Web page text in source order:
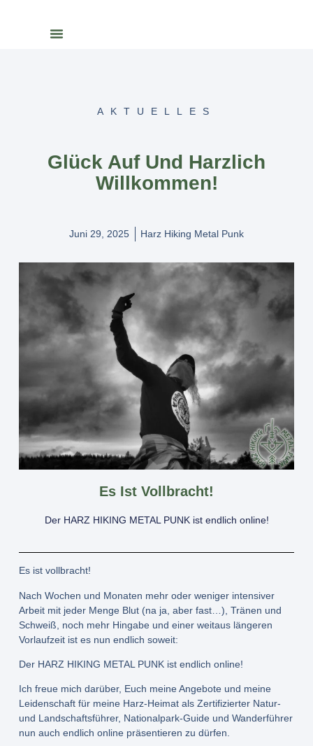
AKTUELLES
Glück Auf Und Harzlich
Willkommen!
Juni 29, 2025 Harz Hiking Metal Punk
Es Ist Vollbracht!
Der HARZ HIKING METAL PUNK ist endlich online!
Es ist vollbracht!
Nach Wochen und Monaten mehr oder weniger intensiver
Arbeit mit jeder Menge Blut (na ja, aber fast…), Tränen und
Schweiß, noch mehr Hingabe und einer weitaus längeren
Vorlaufzeit ist es nun endlich soweit:
Der HARZ HIKING METAL PUNK ist endlich online!
Ich freue mich darüber, Euch meine Angebote und meine
Leidenschaft für meine Harz-Heimat als Zertifizierter Natur-
und Landschaftsführer, Nationalpark-Guide und Wanderführer
nun auch endlich online präsentieren zu dürfen.